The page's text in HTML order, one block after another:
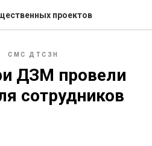
проектов
СМС ДТСЗН
ДЗМ провели
сотрудников